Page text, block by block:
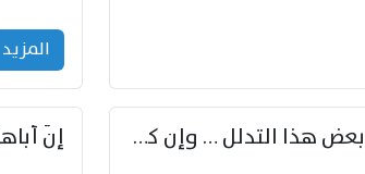
المزید
أفاطم مهلا بعض هذا التدلل … وإن كنت قد أزمعت صرمي فأجملي